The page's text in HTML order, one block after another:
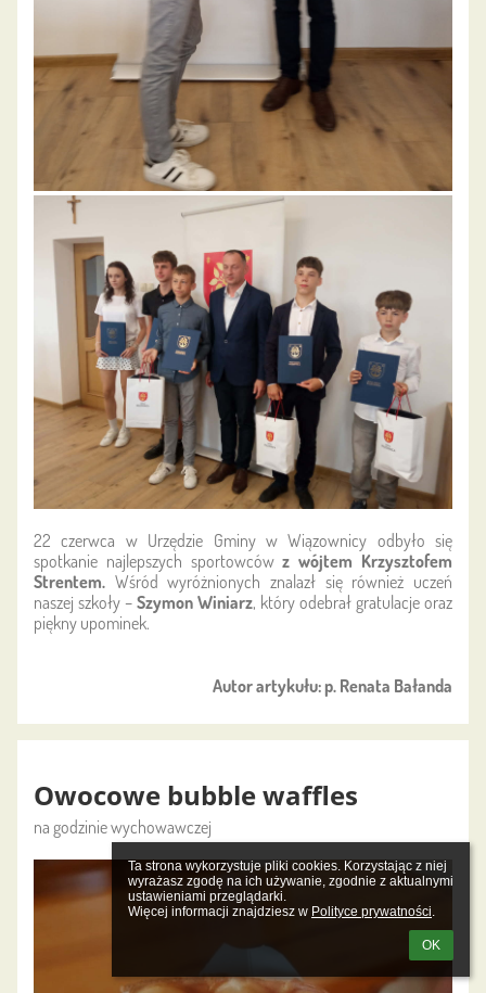
Ta strona wykorzystuje pliki cookies. Korzystając z niej
wyrażasz zgodę na ich używanie, zgodnie z aktualnymi
ustawieniami przeglądarki.
Więcej informacji znajdziesz w Polityce prywatności.
OK
22 czerwca w Urzędzie Gminy w Wiązownicy odbyło się
spotkanie najlepszych sportowcówz wójtem Krzysztofem
Strentem. Wśród wyróżnionych znalazł się również uczeń
naszej szkoły – Szymon Winiarz, który odebrał gratulacje oraz
piękny upominek.
Autor artykułu: p. Renata Bałanda
Owocowe bubble waffles
na godzinie wychowawczej